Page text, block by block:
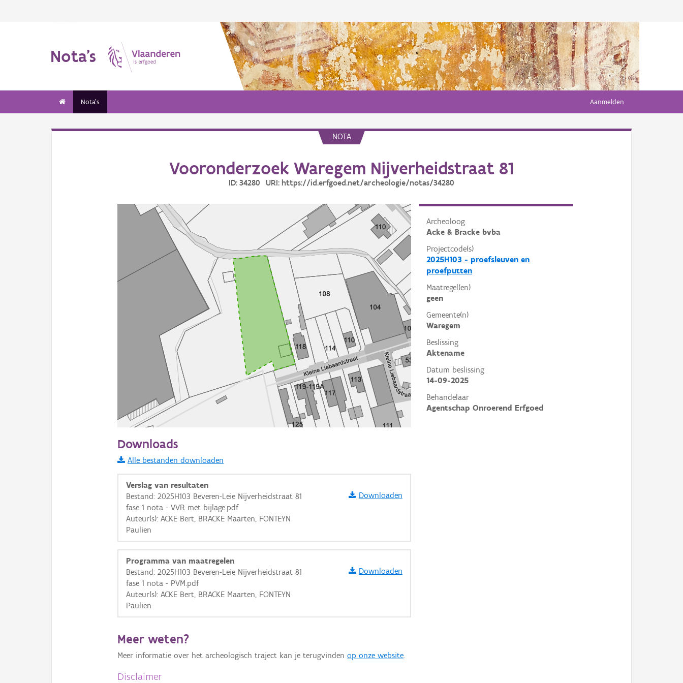
Nota's
Nota's Aanmelden
NOTA
Vooronderzoek Waregem Nijverheidstraat 81
ID: 34280 URI: https://id.erfgoed.net/archeologie/notas/34280
Archeoloog
Acke & Bracke bvba
Projectcode(s)
2025H103 - proefsleuven en
proefputten
Maatregel(en)
geen
Gemeente(n)
Waregem
Beslissing
Aktename
Datum beslissing
14-09-2025
Behandelaar
Agentschap Onroerend Erfgoed
Informatie Vlaanderen
i
+ −
Basis Lagen
OSM-Basiskaart
GRB-Basiskaart
GRB-Basiskaart in grijswaarden
Downloads
Alle bestanden downloaden
Verslag van resultaten
Bestand: 2025H103 Beveren-Leie Nijverheidstraat 81
fase 1 nota - VVR met bijlage.pdf
Auteur(s): ACKE Bert, BRACKE Maarten, FONTEYN
Paulien
Downloaden
Programma van maatregelen
Bestand: 2025H103 Beveren-Leie Nijverheidstraat 81
fase 1 nota - PVM.pdf
Auteur(s): ACKE Bert, BRACKE Maarten, FONTEYN
Paulien
Downloaden
Meer weten?
Meer informatie over het archeologisch traject kan je terugvindenop onze website.
Disclaimer